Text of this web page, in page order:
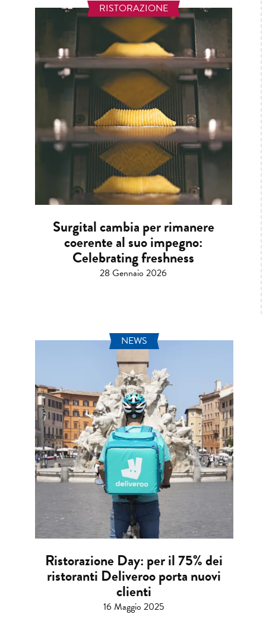
RISTORAZIONE
Surgital cambia per rimanere
coerente al suo impegno:
Celebrating freshness
28 Gennaio 2026
NEWS
Ristorazione Day: per il 75% dei
ristoranti Deliveroo porta nuovi
clienti
16 Maggio 2025